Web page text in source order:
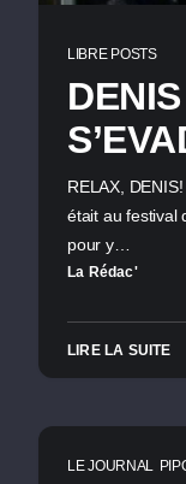
LIBRE POSTS
RELAX,
était au festival
pour y…
La Rédac'
LIRE LA SUITE
LE JOURNAL